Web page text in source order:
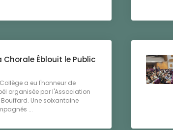
Chorale Éblouit le Public
a eu l'honneur de
organisée par l'Association
Une soixantaine
...